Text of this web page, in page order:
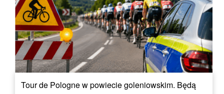
Tour de Pologne w powiecie goleniowskim. Będą